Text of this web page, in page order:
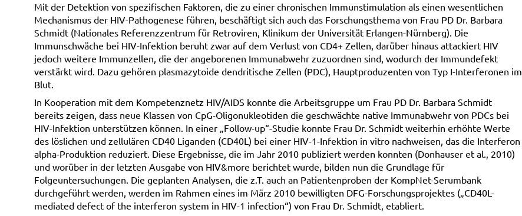
Mit der Detektion von spezifischen Faktoren, die zu einer chronischen Immunstimulation als einen wesentlichen
Mechanismus der HIV-Pathogenese führen, beschäftigt sich auch das Forschungsthema von Frau PD Dr. Barbara
Schmidt (Nationales Referenzzentrum für Retroviren, Klinikum der Universität Erlangen-Nürnberg). Die
Immunschwäche bei HIV-Infektion beruht zwar auf dem Verlust von CD4+ Zellen, darüber hinaus attackiert HIV
jedoch weitere Immunzellen, die der angeborenen Immunabwehr zuzuordnen sind, wodurch der Immundefekt
verstärkt wird. Dazu gehören plasmazytoide dendritische Zellen (PDC), Hauptproduzenten von Typ I-Interferonen im
Blut.
In Kooperation mit dem Kompetenznetz HIV/AIDS konnte die Arbeitsgruppe um Frau PD Dr. Barbara Schmidt
bereits zeigen, dass neue Klassen von CpG-Oligonukleotiden die geschwächte native Immunabwehr von PDCs bei
HIV-Infektion unterstützen können. In einer „Follow-up“-Studie konnte Frau Dr. Schmidt weiterhin erhöhte Werte
des löslichen und zellulären CD40 Liganden (CD40L) bei einer HIV-1-Infektion in vitro nachweisen, das die Interferon
alpha-Produktion reduziert. Diese Ergebnisse, die im Jahr 2010 publiziert werden konnten (Donhauser et al., 2010)
und worüber in der letzten Ausgabe von HIV&more berichtet wurde, bilden nun die Grundlage für
Folgeuntersuchungen. Die geplanten Analysen, die z.T. auch an Patientenproben der KompNet-Serumbank
durchgeführt werden, werden im Rahmen eines im März 2010 bewilligten DFG-Forschungsprojektes („CD40L-
mediated defect of the interferon system in HIV-1 infection“) von Frau Dr. Schmidt, etabliert.